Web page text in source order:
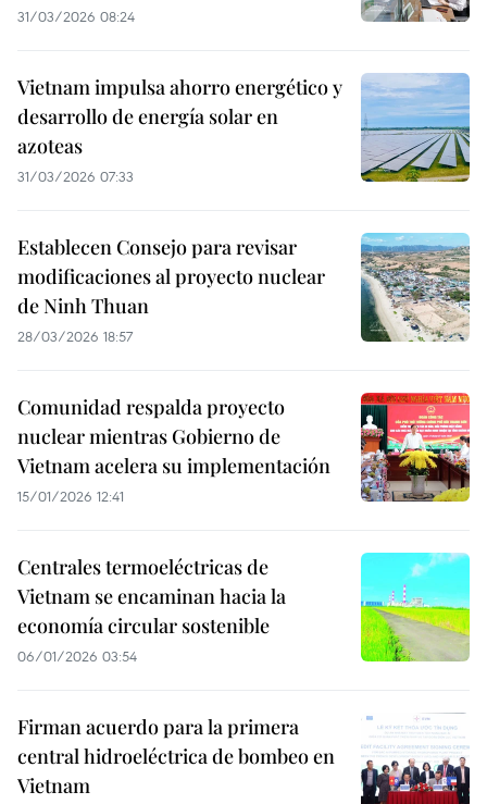
31/03/2026 08:24
Vietnam impulsa ahorro energético y
desarrollo de energía solar en
azoteas
31/03/2026 07:33
Establecen Consejo para revisar
modificaciones al proyecto nuclear
de Ninh Thuan
28/03/2026 18:57
Comunidad respalda proyecto
nuclear mientras Gobierno de
Vietnam acelera su implementación
15/01/2026 12:41
Centrales termoeléctricas de
Vietnam se encaminan hacia la
economía circular sostenible
06/01/2026 03:54
Firman acuerdo para la primera
central hidroeléctrica de bombeo en
Vietnam